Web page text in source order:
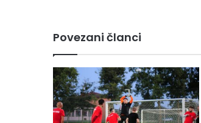
Povezani članci